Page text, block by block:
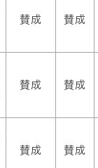
賛成 賛成
賛成 賛成
賛成 賛成